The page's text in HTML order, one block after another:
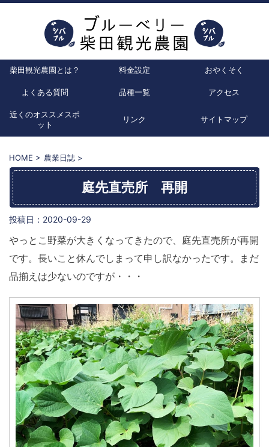
柴田観光農園とは？ 料金設定 おやくそく
よくある質問 品種一覧 アクセス
近くのオススメスポ
ット
リンク サイトマップ
HOME > 農業日誌 >
庭先直売所 再開
投稿日： 2020-09-29
やっとこ野菜が大きくなってきたので、庭先直売所が再開
です。長いこと休んでしまって申し訳なかったです。まだ
品揃えは少ないのですが・・・